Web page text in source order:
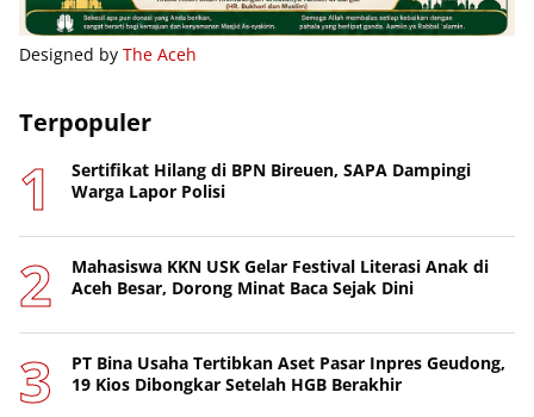
Designed by The Aceh
Terpopuler
Sertifikat Hilang di BPN Bireuen, SAPA Dampingi
Warga Lapor Polisi
Mahasiswa KKN USK Gelar Festival Literasi Anak di
Aceh Besar, Dorong Minat Baca Sejak Dini
PT Bina Usaha Tertibkan Aset Pasar Inpres Geudong,
19 Kios Dibongkar Setelah HGB Berakhir